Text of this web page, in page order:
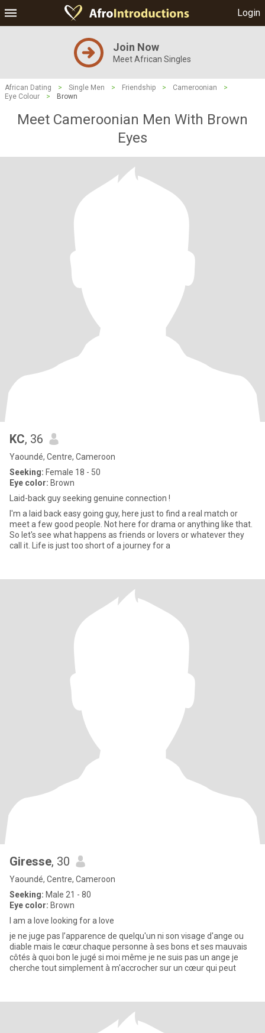
Login
Join Now
Meet African Singles
African Dating > Single Men > Friendship > Cameroonian
>
Eye Colour
> Brown
Meet Cameroonian Men With Brown
Eyes
KC, 36
Yaoundé, Centre, Cameroon
Seeking: Female 18 - 50
Eye color: Brown
Laid-back guy seeking genuine connection !
I'm a laid back easy going guy, here just to find a real match or
meet a few good people. Not here for drama or anything like that.
So let's see what happens as friends or lovers or whatever they
call it. Life is just too short of a journey for a
Giresse, 30
Yaoundé, Centre, Cameroon
Seeking: Male 21 - 80
Eye color: Brown
I am a love looking for a love
je ne juge pas l’apparence de quelqu'un ni son visage d'ange ou
diable mais le cœur.chaque personne à ses bons et ses mauvais
côtés à quoi bon le jugé si moi même je ne suis pas un ange je
cherche tout simplement à m'accrocher sur un cœur qui peut